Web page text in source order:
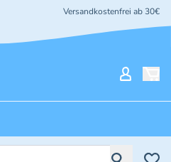
Versandkostenfrei ab 30€